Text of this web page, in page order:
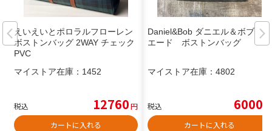
えいえいとポロラルフローレン
ボストンバッグ 2WAY チェック
PVC
マイストア在庫： 1452
税込 12760円
カートに入れる
Daniel&Bob ダニエル＆ボブ ス
エード ボストンバッグ
マイストア在庫： 4802
税込 6000
カートに入れる